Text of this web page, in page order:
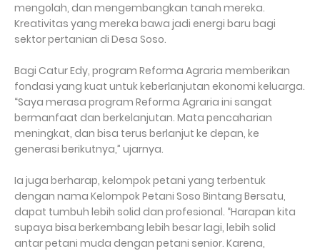
mengolah, dan mengembangkan tanah mereka.
Kreativitas yang mereka bawa jadi energi baru bagi
sektor pertanian di Desa Soso.
Bagi Catur Edy, program Reforma Agraria memberikan
fondasi yang kuat untuk keberlanjutan ekonomi keluarga.
“Saya merasa program Reforma Agraria ini sangat
bermanfaat dan berkelanjutan. Mata pencaharian
meningkat, dan bisa terus berlanjut ke depan, ke
generasi berikutnya,” ujarnya.
Ia juga berharap, kelompok petani yang terbentuk
dengan nama Kelompok Petani Soso Bintang Bersatu,
dapat tumbuh lebih solid dan profesional. “Harapan kita
supaya bisa berkembang lebih besar lagi, lebih solid
antar petani muda dengan petani senior. Karena,